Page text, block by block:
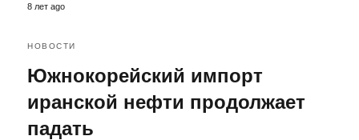
8 лет ago
НОВОСТИ
Южнокорейский импорт
иранской нефти продолжает
падать